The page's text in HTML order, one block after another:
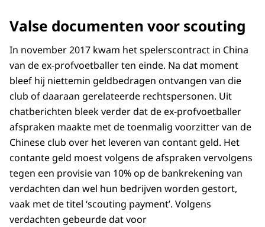
Valse documenten voor scouting
In november 2017 kwam het spelerscontract in China
van de ex-profvoetballer ten einde. Na dat moment
bleef hij niettemin geldbedragen ontvangen van die
club of daaraan gerelateerde rechtspersonen. Uit
chatberichten bleek verder dat de ex-profvoetballer
afspraken maakte met de toenmalig voorzitter van de
Chinese club over het leveren van contant geld. Het
contante geld moest volgens de afspraken vervolgens
tegen een provisie van 10% op de bankrekening van
verdachten dan wel hun bedrijven worden gestort,
vaak met de titel ‘scouting payment’. Volgens
verdachten gebeurde dat voor